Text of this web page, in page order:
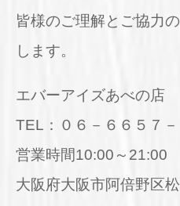
皆様のご理解とご協力
します。
エバーアイズあべの店
TEL：０６－６６５７－
営業時間10:00～21:00
大阪府大阪市阿倍野区